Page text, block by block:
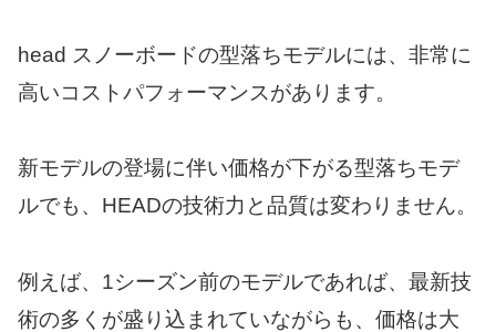
head スノーボードの型落ちモデルには、非常に
高いコストパフォーマンスがあります。
新モデルの登場に伴い価格が下がる型落ちモデ
ルでも、HEADの技術力と品質は変わりません。
例えば、1シーズン前のモデルであれば、最新技
術の多くが盛り込まれていながらも、価格は大